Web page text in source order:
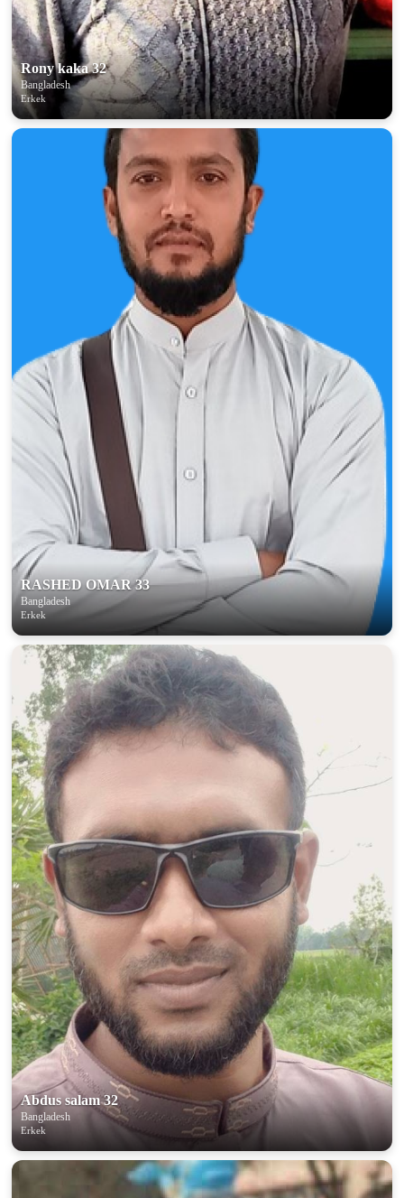
Rony kaka 32
Bangladesh
Erkek
RASHED OMAR 33
Bangladesh
Erkek
Abdus salam 32
Bangladesh
Erkek